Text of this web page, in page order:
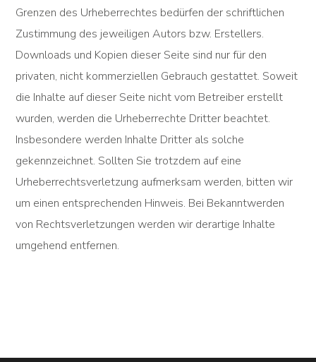
Grenzen des Urheberrechtes bedürfen der schriftlichen
Zustimmung des jeweiligen Autors bzw. Erstellers.
Downloads und Kopien dieser Seite sind nur für den
privaten, nicht kommerziellen Gebrauch gestattet. Soweit
die Inhalte auf dieser Seite nicht vom Betreiber erstellt
wurden, werden die Urheberrechte Dritter beachtet.
Insbesondere werden Inhalte Dritter als solche
gekennzeichnet. Sollten Sie trotzdem auf eine
Urheberrechtsverletzung aufmerksam werden, bitten wir
um einen entsprechenden Hinweis. Bei Bekanntwerden
von Rechtsverletzungen werden wir derartige Inhalte
umgehend entfernen.